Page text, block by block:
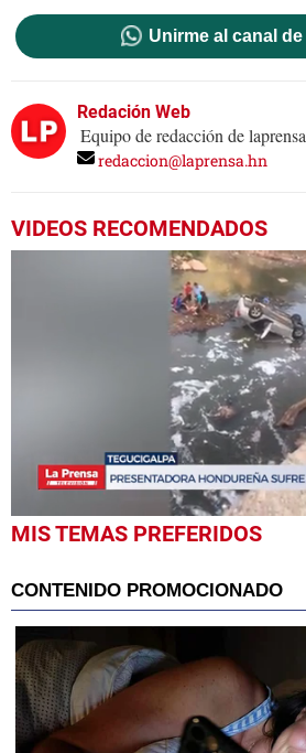
Unirme al canal
Redación Web
Equipo de redacción de
redaccion@laprensa.hn
VIDEOS RECOMENDADOS
0
seconds
seconds
MIS TEMAS PREFERIDOS